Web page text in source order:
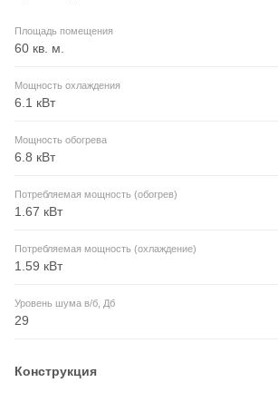
Площадь помещения
60 кв. м.
Мощность охлаждения
6.1 кВт
Мощность обогрева
6.8 кВт
Потребляемая мощность (обогрев)
1.67 кВт
Потребляемая мощность (охлаждение)
1.59 кВт
Уровень шума в/б, Дб
29
Конструкция